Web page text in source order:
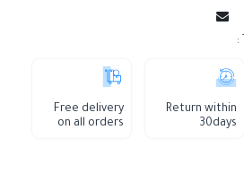
Return within
30days
Free delivery
on all orders